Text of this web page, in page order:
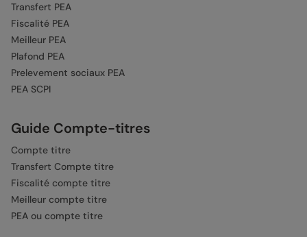
Transfert PEA
Fiscalité PEA
Meilleur PEA
Plafond PEA
Prelevement sociaux PEA
PEA SCPI
Guide Compte-titres
Compte titre
Transfert Compte titre
Fiscalité compte titre
Meilleur compte titre
PEA ou compte titre